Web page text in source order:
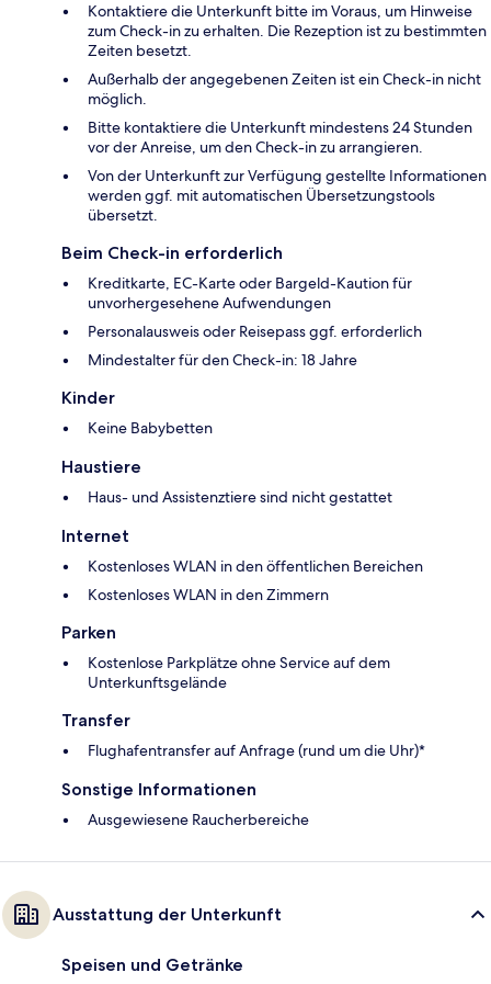
Kontaktiere die Unterkunft bitte im Voraus, um Hinweise
zum Check-in zu erhalten. Die Rezeption ist zu bestimmten
Zeiten besetzt.
Außerhalb der angegebenen Zeiten ist ein Check-in nicht
möglich.
Bitte kontaktiere die Unterkunft mindestens 24 Stunden
vor der Anreise, um den Check-in zu arrangieren.
Von der Unterkunft zur Verfügung gestellte Informationen
werden ggf. mit automatischen Übersetzungstools
übersetzt.
Beim Check-in erforderlich
Kreditkarte, EC-Karte oder Bargeld-Kaution für
unvorhergesehene Aufwendungen
Personalausweis oder Reisepass ggf. erforderlich
Mindestalter für den Check-in: 18 Jahre
Kinder
Keine Babybetten
Haustiere
Haus- und Assistenztiere sind nicht gestattet
Internet
Kostenloses WLAN in den öffentlichen Bereichen
Kostenloses WLAN in den Zimmern
Parken
Kostenlose Parkplätze ohne Service auf dem
Unterkunftsgelände
Transfer
Flughafentransfer auf Anfrage (rund um die Uhr)*
Sonstige Informationen
Ausgewiesene Raucherbereiche
Ausstattung der Unterkunft
Speisen und Getränke